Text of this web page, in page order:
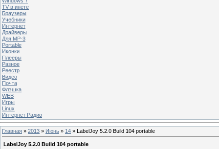
TV в инете
Браузеры
Учебники
Интернет
Драйверы
Для MP-3
Portable
Иконки
Плееры
Разное
Реестр
Видео
Почта
Флэшка
WEB
Игры
Linux
Интернет Радио
Главная » 2013 » Июнь » 14 » LabelJoy 5.2.0 Build 104 portable
LabelJoy 5.2.0 Build 104 portable